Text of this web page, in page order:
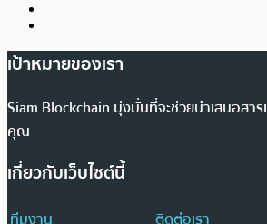
เป้าหมายของเรา
Siam Blockchain มุ่งมั่นที่จะช่วยนำเสนอสา
คุณ
เกี่ยวกับเว็บไซต์นี้